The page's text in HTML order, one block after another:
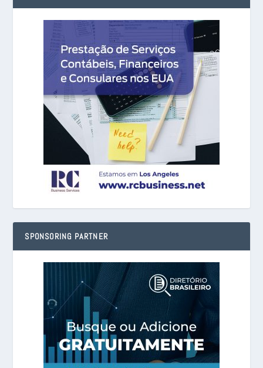
SPONSORING PARTNER